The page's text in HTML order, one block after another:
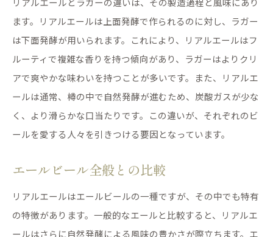
ます。リアルエールは上面発酵で作られるのに対し、ラガー
は下面発酵が用いられます。これにより、リアルエールはフ
ルーティで複雑な香りを持つ傾向があり、ラガーはよりクリ
アで爽やかな味わいを持つことが多いです。また、リアルエ
ールは通常、樽の中で自然発酵が進むため、炭酸ガスが少な
く、より滑らかな口当たりです。この違いが、それぞれのビ
ールを愛する人々を引きつける要因となっています。
エールビール全般との比較
リアルエールはエールビールの一種ですが、その中でも特有
の特徴があります。一般的なエールと比較すると、リアルエ
ールはさらに自然発酵による風味の豊かさが際立ちます。エ